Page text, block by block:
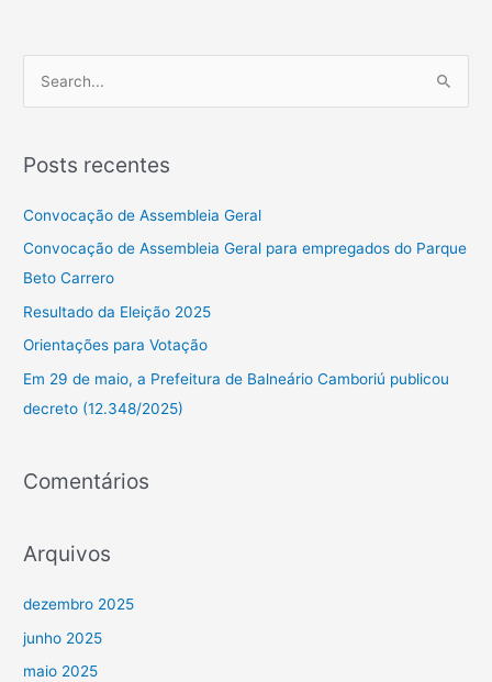
q
r
p
o
r
Posts recentes
Convocação de Assembleia Geral
Convocação de Assembleia Geral para empregados do Parque
Beto Carrero
Resultado da Eleição 2025
Orientações para Votação
Em 29 de maio, a Prefeitura de Balneário Camboriú publicou
decreto (12.348/2025)
Comentários
Arquivos
dezembro 2025
junho 2025
maio 2025